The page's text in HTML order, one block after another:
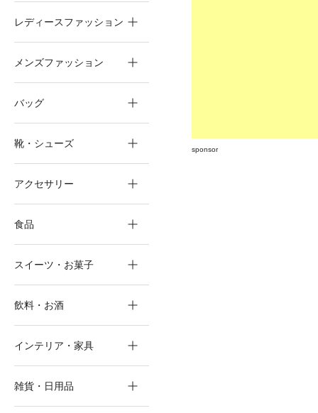
sponsor
レディースファッション
メンズファッション
バッグ
靴・シューズ
アクセサリー
食品
スイーツ・お菓子
飲料・お酒
インテリア・家具
雑貨・日用品